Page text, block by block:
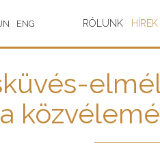
ENG RÓLUNK HÍREK